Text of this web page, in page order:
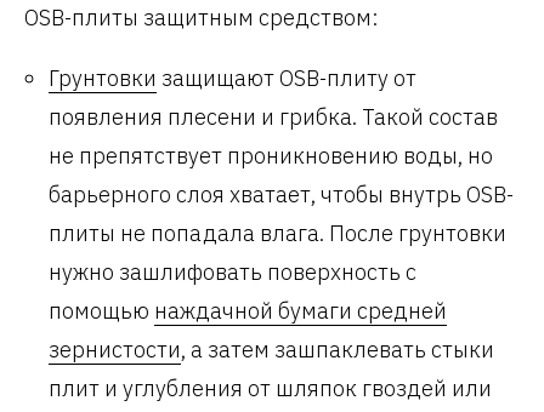
OSB-плиты защитным средством:
Грунтовки защищают OSB-плиту от
появления плесени и грибка. Такой состав
не препятствует проникновению воды, но
барьерного слоя хватает, чтобы внутрь OSB-
плиты не попадала влага. После грунтовки
нужно зашлифовать поверхность с
помощью наждачной бумаги средней
зернистости, а затем зашпаклевать стыки
плит и углубления от шляпок гвоздей или